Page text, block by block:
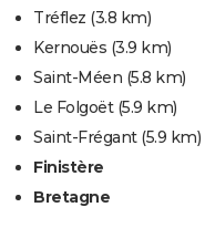
Tréflez (3.8 km)
Kernouës (3.9 km)
Saint-Méen (5.8 km)
Le Folgoët(5.9 km)
Saint-Frégant(5.9 km)
Finistère
Bretagne